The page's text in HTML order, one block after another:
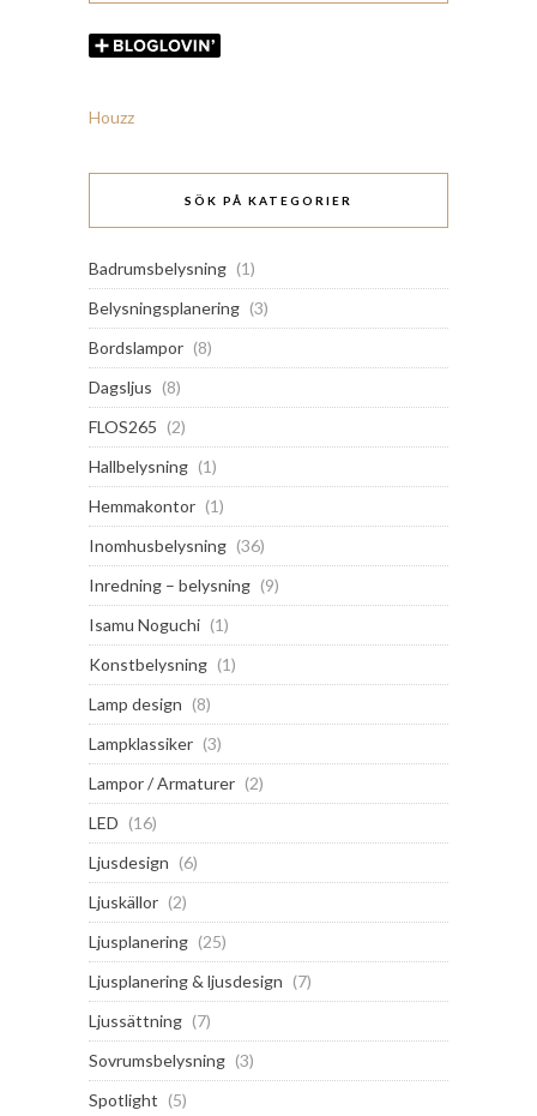
Houzz
SÖK PÅ KATEGORIER
Badrumsbelysning (1)
Belysningsplanering (3)
Bordslampor (8)
Dagsljus (8)
FLOS265 (2)
Hallbelysning (1)
Hemmakontor (1)
Inomhusbelysning (36)
Inredning – belysning (9)
Isamu Noguchi (1)
Konstbelysning (1)
Lamp design (8)
Lampklassiker (3)
Lampor / Armaturer (2)
LED (16)
Ljusdesign (6)
Ljuskällor (2)
Ljusplanering (25)
Ljusplanering & ljusdesign (7)
Ljussättning (7)
Sovrumsbelysning (3)
Spotlight (5)